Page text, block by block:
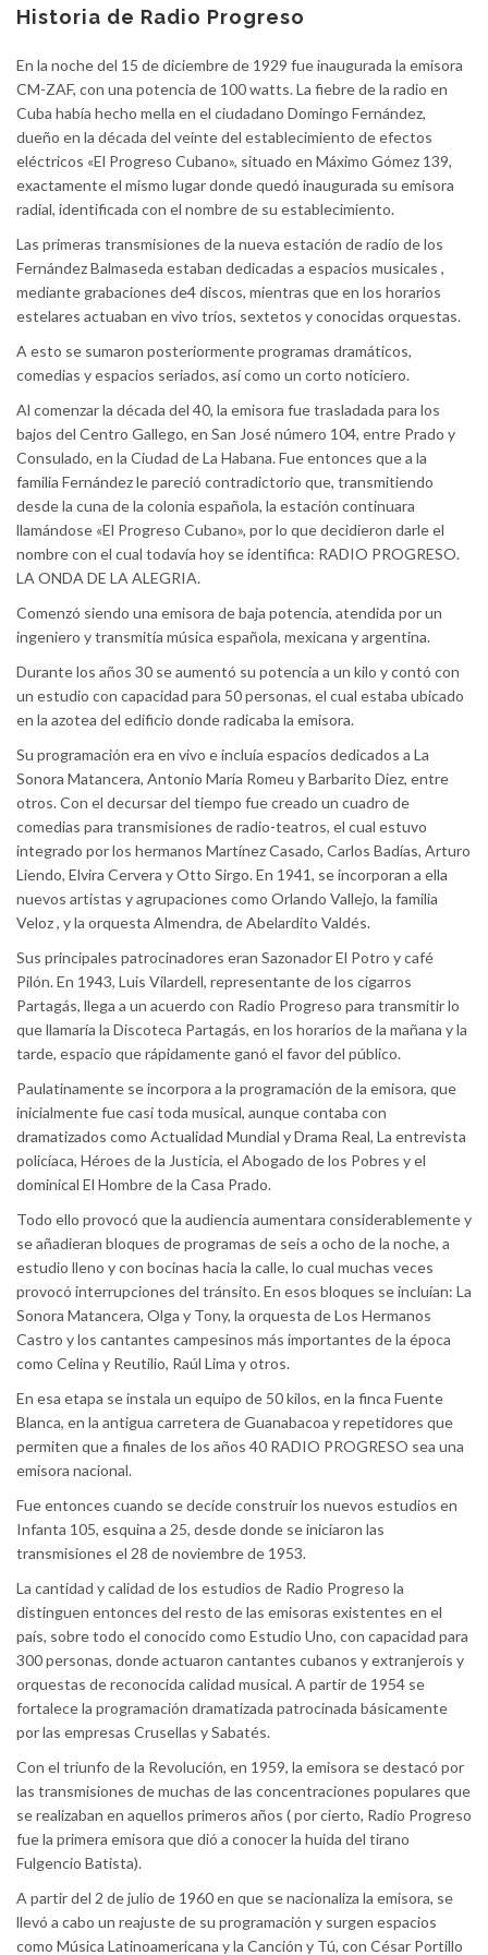
content
Historia de Radio Progreso
En la noche del 15 de diciembre de 1929 fue inaugurada la emisora
CM-ZAF, con una potencia de 100 watts. La fiebre de la radio en
Cuba había hecho mella en el ciudadano Domingo Fernández,
dueño en la década del veinte del establecimiento de efectos
eléctricos «El Progreso Cubano», situado en Máximo Gómez 139,
exactamente el mismo lugar donde quedó inaugurada su emisora
radial, identificada con el nombre de su establecimiento.
Las primeras transmisiones de la nueva estación de radio de los
Fernández Balmaseda estaban dedicadas a espacios musicales ,
mediante grabaciones de4 discos, mientras que en los horarios
estelares actuaban en vivo tríos, sextetos y conocidas orquestas.
A esto se sumaron posteriormente programas dramáticos,
comedias y espacios seriados, así como un corto noticiero.
Al comenzar la década del 40, la emisora fue trasladada para los
bajos del Centro Gallego, en San José número 104, entre Prado y
Consulado, en la Ciudad de La Habana. Fue entonces que a la
familia Fernández le pareció contradictorio que, transmitiendo
desde la cuna de la colonia española, la estación continuara
llamándose «El Progreso Cubano», por lo que decidieron darle el
nombre con el cual todavía hoy se identifica: RADIO PROGRESO.
LA ONDA DE LA ALEGRIA.
Comenzó siendo una emisora de baja potencia, atendida por un
ingeniero y transmitía música española, mexicana y argentina.
Durante los años 30 se aumentó su potencia a un kilo y contó con
un estudio con capacidad para 50 personas, el cual estaba ubicado
en la azotea del edificio donde radicaba la emisora.
Su programación era en vivo e incluía espacios dedicados a La
Sonora Matancera, Antonio María Romeu y Barbarito Diez, entre
otros. Con el decursar del tiempo fue creado un cuadro de
comedias para transmisiones de radio-teatros, el cual estuvo
integrado por los hermanos Martínez Casado, Carlos Badías, Arturo
Liendo, Elvira Cervera y Otto Sirgo. En 1941, se incorporan a ella
nuevos artistas y agrupaciones como Orlando Vallejo, la familia
Veloz , y la orquesta Almendra, de Abelardito Valdés.
Sus principales patrocinadores eran Sazonador El Potro y café
Pilón. En 1943, Luis Vilardell, representante de los cigarros
Partagás, llega a un acuerdo con Radio Progreso para transmitir lo
que llamaría la Discoteca Partagás, en los horarios de la mañana y la
tarde, espacio que rápidamente ganó el favor del público.
Paulatinamente se incorpora a la programación de la emisora, que
inicialmente fue casi toda musical, aunque contaba con
dramatizados como Actualidad Mundial y Drama Real, La entrevista
policíaca, Héroes de la Justicia, el Abogado de los Pobres y el
dominical El Hombre de la Casa Prado.
Todo ello provocó que la audiencia aumentara considerablemente y
se añadieran bloques de programas de seis a ocho de la noche, a
estudio lleno y con bocinas hacia la calle, lo cual muchas veces
provocó interrupciones del tránsito. En esos bloques se incluían: La
Sonora Matancera, Olga y Tony, la orquesta de Los Hermanos
Castro y los cantantes campesinos más importantes de la época
como Celina y Reutilio, Raúl Lima y otros.
En esa etapa se instala un equipo de 50 kilos, en la finca Fuente
Blanca, en la antigua carretera de Guanabacoa y repetidores que
permiten que a finales de los años 40 RADIO PROGRESO sea una
emisora nacional.
Fue entonces cuando se decide construir los nuevos estudios en
Infanta 105, esquina a 25, desde donde se iniciaron las
transmisiones el 28 de noviembre de 1953.
La cantidad y calidad de los estudios de Radio Progreso la
distinguen entonces del resto de las emisoras existentes en el
país, sobre todo el conocido como Estudio Uno, con capacidad para
300 personas, donde actuaron cantantes cubanos y extranjerois y
orquestas de reconocida calidad musical. A partir de 1954 se
fortalece la programación dramatizada patrocinada básicamente
por las empresas Crusellas y Sabatés.
Con el triunfo de la Revolución, en 1959, la emisora se destacó por
las transmisiones de muchas de las concentraciones populares que
se realizaban en aquellos primeros años ( por cierto, Radio Progreso
fue la primera emisora que dió a conocer la huida del tirano
Fulgencio Batista).
A partir del 2 de julio de 1960 en que se nacionaliza la emisora, se
llevó a cabo un reajuste de su programación y surgen espacios
como Música Latinoamericana y la Canción y Tú, con César Portillo